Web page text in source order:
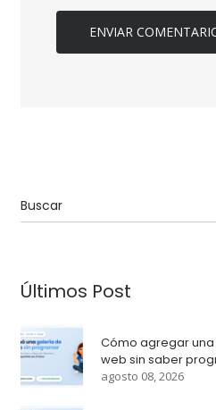
Últimos Post
Cómo agregar
web sin saber
agosto 08, 2026